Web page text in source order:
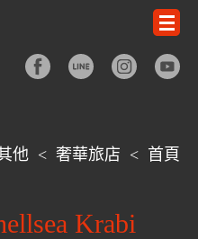
他 < 奢華旅店 < 首頁
Krabi